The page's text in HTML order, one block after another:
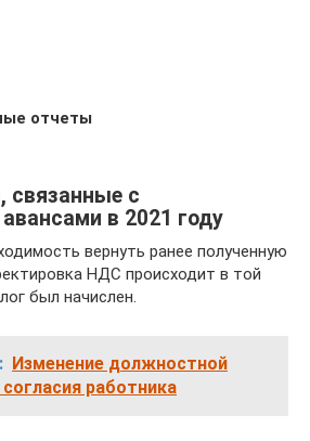
отчеты
связанные с
в 2021 году
вернуть ранее полученную
НДС происходит в той
был начислен.
Изменение должностной
работника